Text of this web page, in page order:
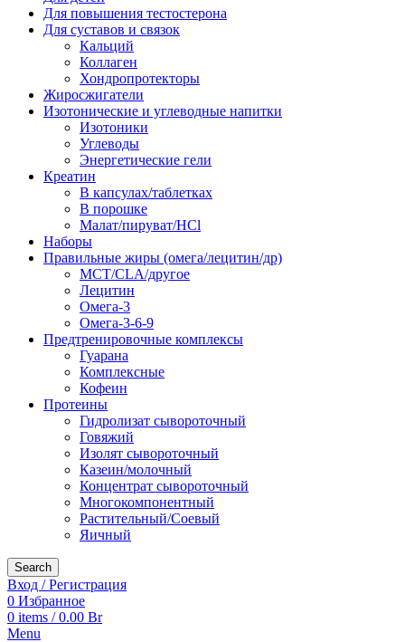
Для повышения тестостерона
Для суставов и связок
Кальций
Коллаген
Хондропротекторы
Жиросжигатели
Изотонические и углеводные напитки
Изотоники
Углеводы
Энергетические гели
Креатин
В капсулах/таблетках
В порошке
Малат/пируват/HCl
Наборы
Правильные жиры (омега/лецитин/др)
MCT/CLA/другое
Лецитин
Омега-3
Омега-3-6-9
Предтренировочные комплексы
Гуарана
Комплексные
Кофеин
Протеины
Гидролизат сывороточный
Говяжий
Изолят сывороточный
Казеин/молочный
Концентрат сывороточный
Многокомпонентный
Растительный/Соевый
Яичный
Search
Вход / Регистрация
0 Избранное
0 items / 0.00 Br
Menu